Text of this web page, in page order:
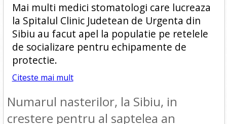
Mai multi medici stomatologi care lucreaza
la Spitalul Clinic Judetean de Urgenta din
Sibiu au facut apel la populatie pe retelele
de socializare pentru echipamente de
protectie.
Citeste mai mult
Numarul nasterilor, la Sibiu, in
crestere pentru al saptelea an